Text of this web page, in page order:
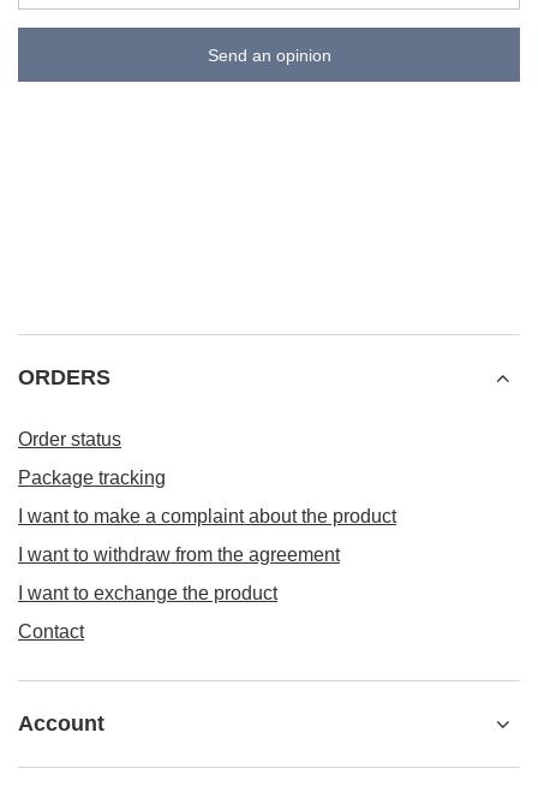
Send an opinion
ORDERS
Order status
Package tracking
I want to make a complaint about the product
I want to withdraw from the agreement
I want to exchange the product
Contact
Account